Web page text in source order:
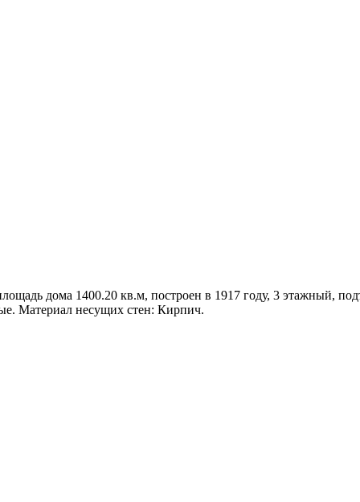
дома 1400.20 кв.м, построен в 1917 году, 3 этажный,
Материал несущих стен: Кирпич.